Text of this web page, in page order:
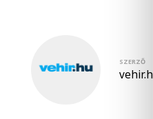
SZERZŐ
vehir.hu